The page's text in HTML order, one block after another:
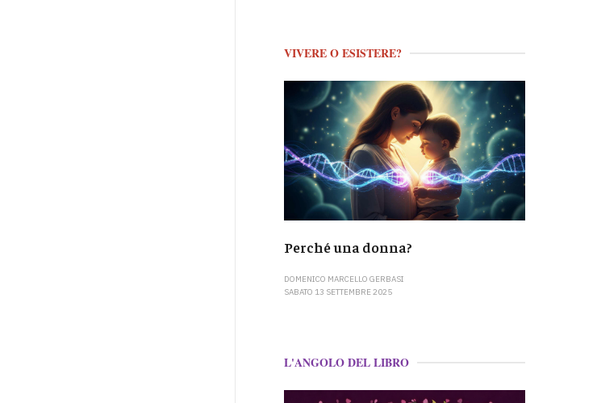
VIVERE O ESISTERE?
Perché una donna?
DOMENICO MARCELLO GERBASI
SABATO 13 SETTEMBRE 2025
L'ANGOLO DEL LIBRO